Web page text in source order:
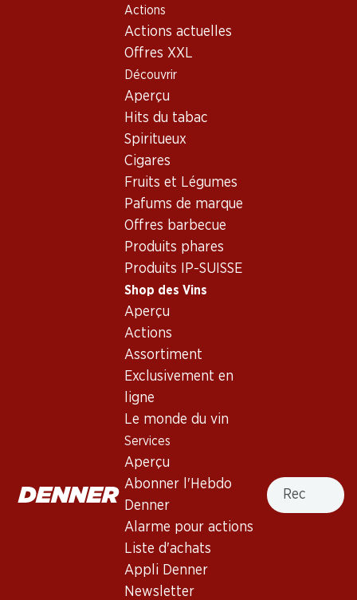
Actions
Actions actuelles
Offres XXL
Découvrir
Aperçu
Hits du tabac
Spiritueux
Cigares
Fruits et Légumes
Pafums de marque
Offres barbecue
Produits phares
Produits IP-SUISSE
Shop des Vins
Aperçu
Actions
Assortiment
Exclusivement en
ligne
Le monde du vin
Services
Aperçu
Abonner l'Hebdo
Denner
Alarme pour actions
Liste d'achats
Appli Denner
Newsletter
Recherche
Shop des Vins
Italie
Vénétie
Vezzo Prosecco DOC Brut
Recto Verso
Vezzo Prosecco DOC Brut
Vénétie
bouquet dévoile de délicates notes de fleurs d’acacia, de
pomme verte et de poire juteuse. Bouche moyennement
pleine à pleine à l’acidité séveuse. Finale persistante.